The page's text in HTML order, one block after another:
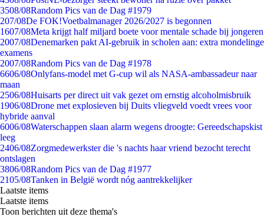
3508/08Random Pics van de Dag #1979
207/08De FOK!Voetbalmanager 2026/2027 is begonnen
1607/08Meta krijgt half miljard boete voor mentale schade bij jongeren
2007/08Denemarken pakt AI-gebruik in scholen aan: extra mondelinge
examens
2007/08Random Pics van de Dag #1978
6606/08Onlyfans-model met G-cup wil als NASA-ambassadeur naar
maan
2506/08Huisarts per direct uit vak gezet om ernstig alcoholmisbruik
1906/08Drone met explosieven bij Duits vliegveld voedt vrees voor
hybride aanval
6006/08Waterschappen slaan alarm wegens droogte: Gereedschapskist
leeg
2406/08Zorgmedewerkster die 's nachts haar vriend bezocht terecht
ontslagen
3806/08Random Pics van de Dag #1977
2105/08Tanken in België wordt nóg aantrekkelijker
Laatste items
Laatste items
Toon berichten uit deze thema's